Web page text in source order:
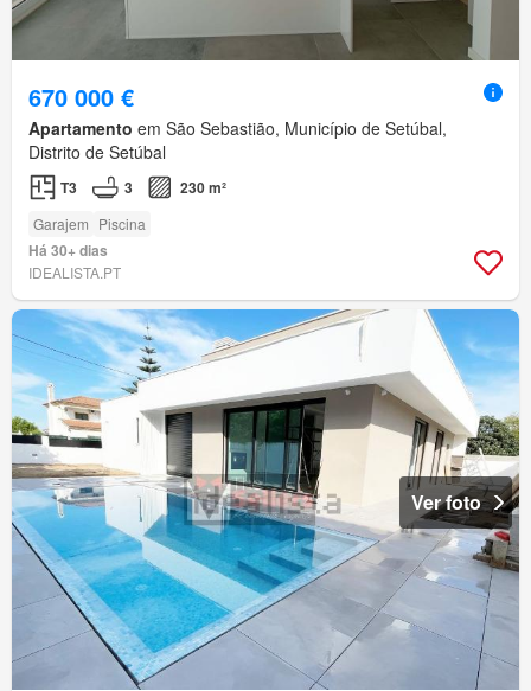
670 000 €
Apartamento em São Sebastião, Município de Setúbal,
Distrito de Setúbal
T3 3 230 m²
Garajem Piscina
Há 30+ dias
IDEALISTA.PT
Ver foto